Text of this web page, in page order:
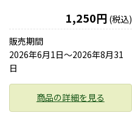
1,250円 (税込)
販売期間
2026年6月1日〜2026年8月31
日
商品の詳細を見る